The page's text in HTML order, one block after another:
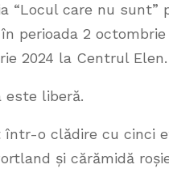
“Locul care nu sunt”
perioada 2 octombrie
2024 la Centrul Elen.
este liberă.
într-o clădire cu cinci
și cărămidă